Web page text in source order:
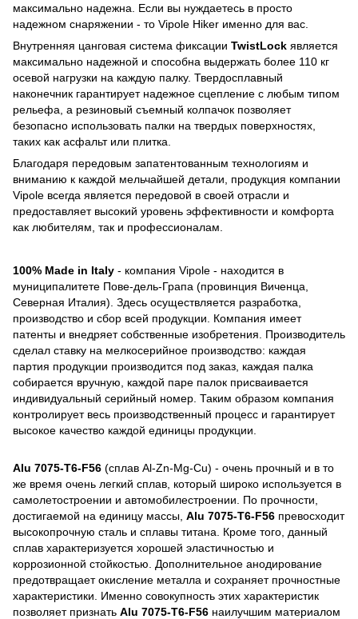
максимально надежна. Если вы нуждаетесь в просто
надежном снаряжении - то Vipole Hiker именно для вас.
Внутренняя цанговая система фиксации TwistLock является
максимально надежной и способна выдержать более 110 кг
осевой нагрузки на каждую палку. Твердосплавный
наконечник гарантирует надежное сцепление с любым типом
рельефа, а резиновый съемный колпачок позволяет
безопасно использовать палки на твердых поверхностях,
таких как асфальт или плитка.
Благодаря передовым запатентованным технологиям и
вниманию к каждой мельчайшей детали, продукция компании
Vipole всегда является передовой в своей отрасли и
предоставляет высокий уровень эффективности и комфорта
как любителям, так и профессионалам.
100% Made in Italy - компания Vipole - находится в
муниципалитете Пове-дель-Грапа (провинция Виченца,
Северная Италия). Здесь осуществляется разработка,
производство и сбор всей продукции. Компания имеет
патенты и внедряет собственные изобретения. Производитель
сделал ставку на мелкосерийное производство: каждая
партия продукции производится под заказ, каждая палка
собирается вручную, каждой паре палок присваивается
индивидуальный серийный номер. Таким образом компания
контролирует весь производственный процесс и гарантирует
высокое качество каждой единицы продукции.
Alu 7075-T6-F56 (сплав Al-Zn-Mg-Cu) - очень прочный и в то
же время очень легкий сплав, который широко используется в
самолетостроении и автомобилестроении. По прочности,
достигаемой на единицу массы, Alu 7075-T6-F56 превосходит
высокопрочную сталь и сплавы титана. Кроме того, данный
сплав характеризуется хорошей эластичностью и
коррозионной стойкостью. Дополнительное анодирование
предотвращает окисление металла и сохраняет прочностные
характеристики. Именно совокупность этих характеристик
позволяет признать Alu 7075-T6-F56 наилучшим материалом